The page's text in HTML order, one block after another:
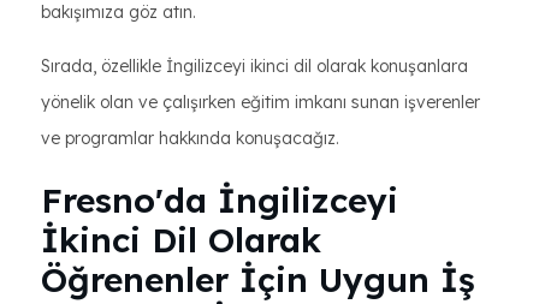
bakışımıza göz atın.
Sırada, özellikle İngilizceyi ikinci dil olarak konuşanlara
yönelik olan ve çalışırken eğitim imkanı sunan işverenler
ve programlar hakkında konuşacağız.
Fresno'da İngilizceyi
İkinci Dil Olarak
Öğrenenler İçin Uygun İş